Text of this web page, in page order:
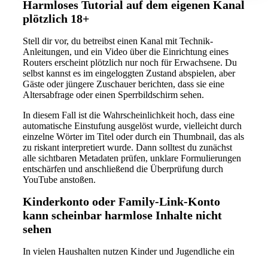
Harmloses Tutorial auf dem eigenen Kanal
plötzlich 18+
Stell dir vor, du betreibst einen Kanal mit Technik-
Anleitungen, und ein Video über die Einrichtung eines
Routers erscheint plötzlich nur noch für Erwachsene. Du
selbst kannst es im eingeloggten Zustand abspielen, aber
Gäste oder jüngere Zuschauer berichten, dass sie eine
Altersabfrage oder einen Sperrbildschirm sehen.
In diesem Fall ist die Wahrscheinlichkeit hoch, dass eine
automatische Einstufung ausgelöst wurde, vielleicht durch
einzelne Wörter im Titel oder durch ein Thumbnail, das als
zu riskant interpretiert wurde. Dann solltest du zunächst
alle sichtbaren Metadaten prüfen, unklare Formulierungen
entschärfen und anschließend die Überprüfung durch
YouTube anstoßen.
Kinderkonto oder Family-Link-Konto
kann scheinbar harmlose Inhalte nicht
sehen
In vielen Haushalten nutzen Kinder und Jugendliche ein